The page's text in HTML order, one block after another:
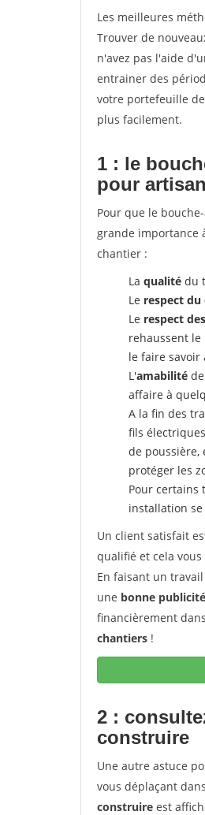
Les meilleures
Trouver de
n'avez pas l'aide
entrainer des
votre portefeuille
plus facilement.
1 : le
pour artisan
Pour que le
grande importance
chantier :
La qualité du
Le respect du
Le respect
rehaussent
le faire
L'amabilité
affaire à
A la fin des
fils
de poussière,
protéger les
Pour certains
installation
Un client satisfait
qualifié et cela
En faisant un
une bonne
financièrement
chantiers !
2 :
construire
Une autre astuce
vous déplaçant
construire est